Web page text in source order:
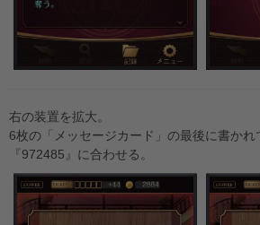
右の装置を拡大。
6枚の「メッセージカード」の最後に書かれ
『972485』に合わせる。